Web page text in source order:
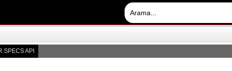
SPECS API